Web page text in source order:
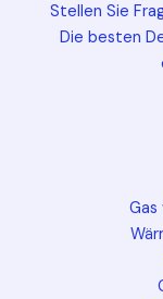
Stellen Sie
Die besten
Gas